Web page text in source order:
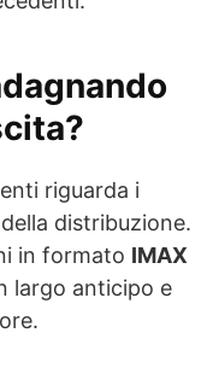
riguarda i
distribuzione.
in formato IMAX
largo anticipo e